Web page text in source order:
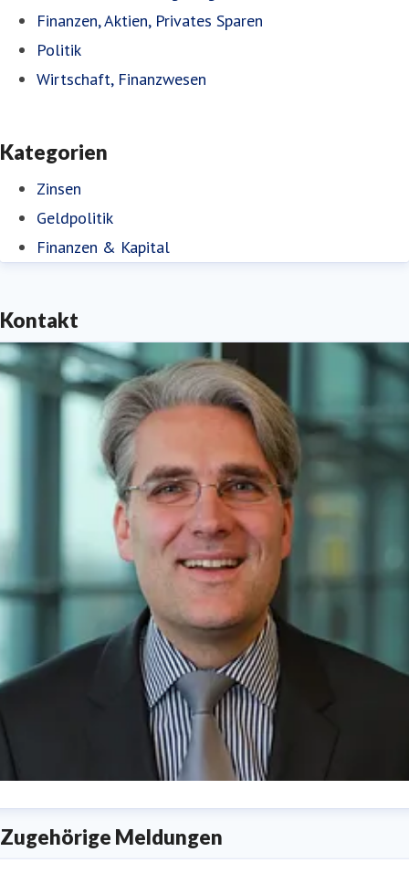
Finanzen, Aktien, Privates Sparen
Politik
Wirtschaft, Finanzwesen
Kategorien
Zinsen
Geldpolitik
Finanzen & Kapital
Kontakt
Koos
Pressesprecher christoph.koos@apobank.de
Zugehörige Meldungen